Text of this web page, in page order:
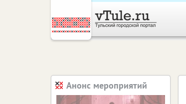
Анонс мероприятий